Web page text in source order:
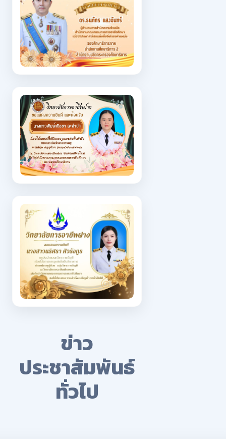
ข่าว
ประชาสัมพันธ์
ทั่วไป